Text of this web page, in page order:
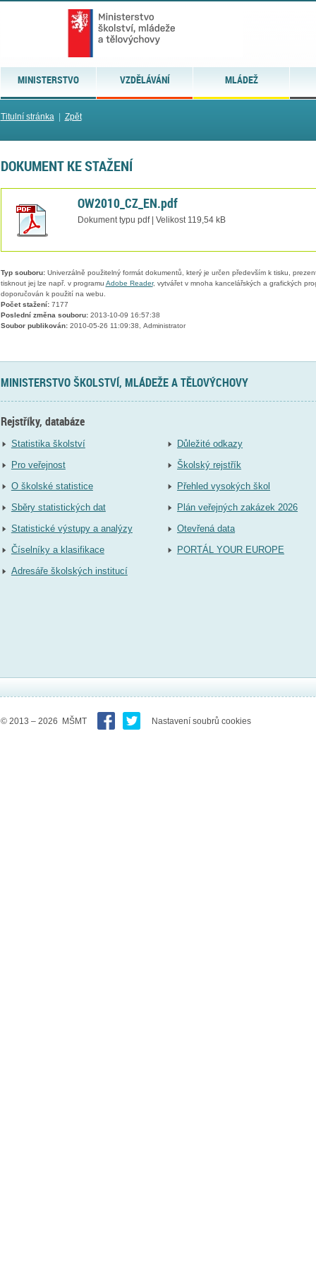
MINISTERSTVO VZDĚLÁVÁNÍ MLÁDEŽ
Titulní stránka| Zpět
DOKUMENT KE STAŽENÍ
OW2010_CZ_EN.pdf
Dokument typu pdf | Velikost 119,54 kB
Typ souboru:Univerzálně použitelný formát dokumentů, který je určen především k tisku,
tisknout jej lze např. v programu Adobe Reader, vytvářet v mnoha kancelářských a grafických
doporučován k použití na webu.
Počet stažení:7177
Poslední změna souboru:2013-10-09 16:57:38
Soubor publikován:2010-05-26 11:09:38, Administrator
MINISTERSTVO ŠKOLSTVÍ, MLÁDEŽE A TĚLOVÝCHOVY
Rejstříky, databáze
Statistika školství
Pro veřejnost
O školské statistice
Sběry statistických dat
Statistické výstupy a analýzy
Číselníky a klasifikace
Adresáře školských institucí
Důležité odkazy
Školský rejstřík
Přehled vysokých škol
Plán veřejných zakázek 2026
Otevřená data
PORTÁL YOUR EUROPE
© 2013 – 2026 MŠMT Nastavení soubrů cookies